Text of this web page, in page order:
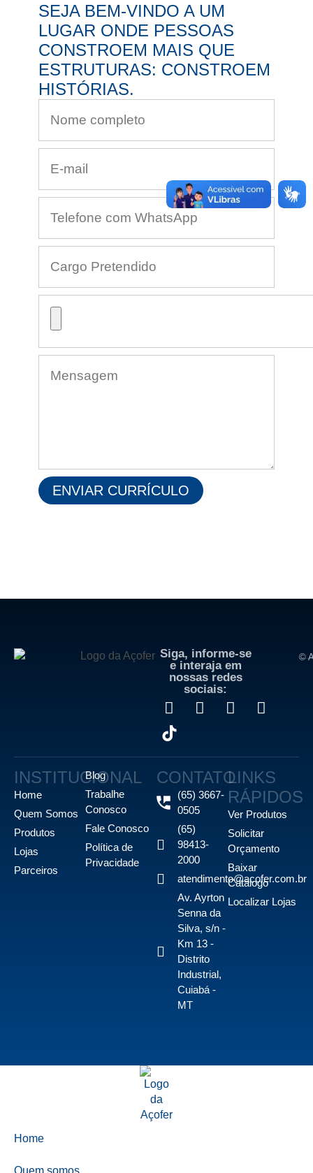
SEJA BEM-VINDO A UM
LUGAR ONDE PESSOAS
CONSTROEM MAIS QUE
ESTRUTURAS: CONSTROEM
HISTÓRIAS.
ENVIAR CURRÍCULO
Siga, informe-se
e interaja em
nossas redes
sociais:
INSTITUCIONAL
Home
Quem Somos
Produtos
Lojas
Parceiros
Blog
Trabalhe
Conosco
Fale Conosco
Política de
Privacidade
CONTATO
(65) 3667-
0505
(65)
98413-
2000
atendimento@acofer.com.br
Av. Ayrton
Senna da
Silva, s/n -
Km 13 -
Distrito
Industrial,
Cuiabá -
MT
LINKS
RÁPIDOS
Ver Produtos
Solicitar
Orçamento
Baixar
Catálogo
Localizar Lojas
©
Home